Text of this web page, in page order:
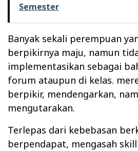
Semester
Banyak sekali perempuan
berpikirnya maju, namun
implementasikan sebagai
forum ataupun di kelas.
berpikir, mendengarkan,
mengutarakan.
Terlepas dari kebebasan
berpendapat, mengasah